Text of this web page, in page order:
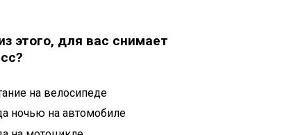
этого, для вас снимает
на велосипеде
ночью на автомобиле